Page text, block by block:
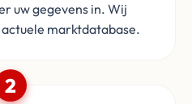
uw gegevens in. Wij
marktdatabase.
2